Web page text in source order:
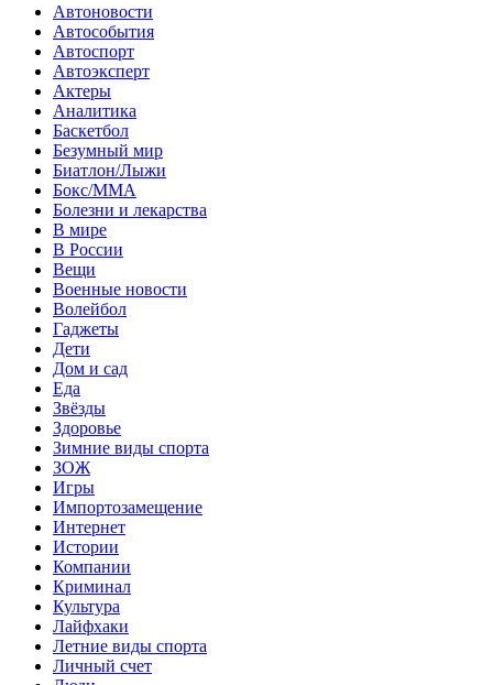
Автоновости
Автособытия
Автоспорт
Автоэксперт
Актеры
Аналитика
Баскетбол
Безумный мир
Биатлон/Лыжи
Бокс/MMA
Болезни и лекарства
В мире
В России
Вещи
Военные новости
Волейбол
Гаджеты
Дети
Дом и сад
Еда
Звёзды
Здоровье
Зимние виды спорта
ЗОЖ
Игры
Импортозамещение
Интернет
Истории
Компании
Криминал
Культура
Лайфхаки
Летние виды спорта
Личный счет